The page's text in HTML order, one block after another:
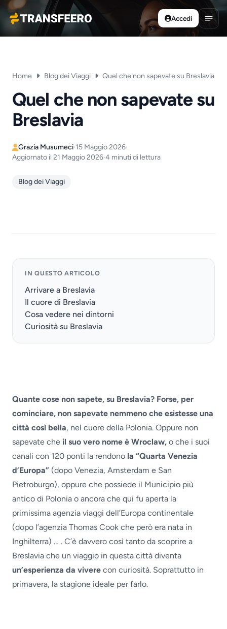
Transfeero
Accedi
Apri
Home Blog dei Viaggi Quel che non sapevate su Breslavia
Quel che non sapevate su
Breslavia
Grazia Musumeci·15 Maggio 2026·
Aggiornato il 21 Maggio 2026·4 minuti di lettura
Blog dei Viaggi
IN QUESTO ARTICOLO
Arrivare a Breslavia
Il cuore di Breslavia
Cosa vedere nei dintorni
Curiosità su Breslavia
Quante cose non sapete, su Breslavia? Forse, per
cominciare, non sapevate nemmeno che esistesse una
città così bella, nel cuore della Polonia. Oppure non
sapevate che il suo vero nome è Wroclaw, o che i suoi
canali con 120 ponti la rendono la “Quarta Venezia
d’Europa” (dopo Venezia, Amsterdam e San
Pietroburgo), oppure che possiede il Municipio più
antico di Polonia o ancora che qui fu aperta la
primissima agenzia viaggi dell’Europa continentale
(dopo l’agenzia Thomas Cook che però era nata in
Inghilterra) … . C’è davvero così tanto da scoprire a
Breslavia che un viaggio in questa città diventa
un’esperienza da vivere con curiosità. Soprattutto in
primavera, la stagione ideale per farlo.